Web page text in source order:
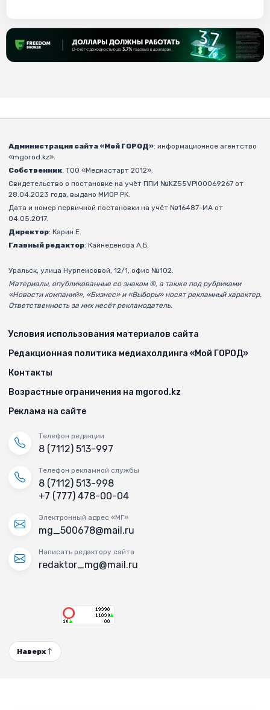
Администрация сайта «Мой ГОРОД»: информационное агентство
«mgorod.kz».
Собственник: ТОО «Медиастарт 2012».
Свидетельство о постановке на учёт ППИ №KZ55VPI00069267 от
28.04.2023 года, выдано МИОР РК.
Дата и номер первичной постановки на учёт №16487-ИА от
04.05.2017.
Директор: Карин Е.
Главный редактор: Кайнеденова А.Б.
Уральск, улица Нурпеисовой, 12/1, офис №102.
Материалы, опубликованные со знаком ®, а также под рубриками
«Новости компаний», «Бизнес» и «Выборы» носят рекламный характер.
Ответственность за них несёт рекламодатель.
Условия использования материалов сайта
Редакционная политика медиахолдинга «Мой ГОРОД»
Контакты
Возрастные ограничения на mgorod.kz
Реклама на сайте
Телефон редакции
8 (7112) 513-997
Телефон рекламной службы
8 (7112) 513-998
+7 (777) 478-00-04
Электронный адрес «МГ»
mg_500678@mail.ru
Написать редактору сайта
redaktor_mg@mail.ru
Наверх